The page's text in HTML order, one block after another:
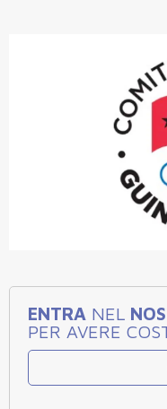
ENTRA NEL
PER AVERE